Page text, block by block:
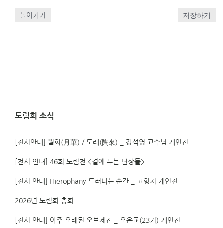
돌아가기 저장하기
도림회 소식
[전시안내] 월화(月華) / 도래(陶來) _ 강석영 교수님 개인전
[전시 안내] 46회 도림전 <곁에 두는 단상들>
[전시 안내] Hierophany 드러나는 순간 _ 고형지 개인전
2026년 도림회 총회
[전시 안내] 아주 오래된 오브제전 _ 오은교(23기) 개인전